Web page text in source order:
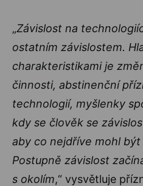
„Závislost na
ostatním závislostem.
charakteristikami je
činnosti, abstinenční
technologií, myšlenky
kdy se člověk se
aby co nejdříve mohl
Postupně závislost
s okolím,“ vysvětluje